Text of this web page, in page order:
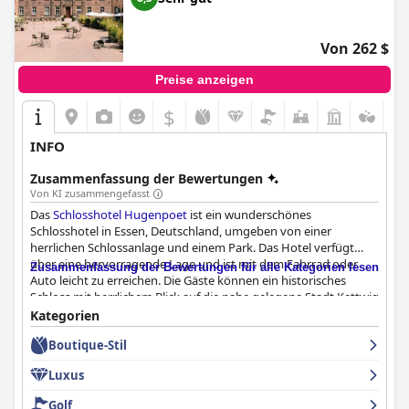
Von 262 $
Preise anzeigen
$
INFO
Zusammenfassung der Bewertungen
Von KI zusammengefasst
DasSchlosshotel Hugenpoet ist ein wunderschönes
Schlosshotel in Essen, Deutschland, umgeben von einer
herrlichen Schlossanlage und einem Park. Das Hotel verfügt
über eine hervorragende Lage und ist mit dem Fahrrad oder
Auto leicht zu erreichen. Die Gäste können ein historisches
Schloss mit herrlichem Blick auf die nahe gelegene Stadt Kettwig
genießen. Die Mitarbeiter werden für ihre Freundlichkeit und
ihren außergewöhnlichen Service gelobt. Das Hotel gilt als
idealer Zwischenstopp für Radfahrer auf dem Ruhrradweg. Das
den höchsten Tönen gelobt, viele bezeichnen es als großartig,
perfekt und fabelhaft. Auch das Restaurant 1831 wird für seine
Zusammenfassung der Bewertungen für alle Kategorien lesen
Kategorien
Boutique-Stil
Luxus
Golf